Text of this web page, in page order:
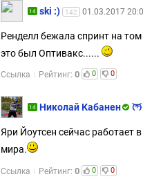
14 ski :) 142 01.03.2017
Ренделл бежала спринт на
это был Оптивакс......
Ссылка Рейтинг: 0 0 0
14 Николай Кабанен
Яри Йоутсен сейчас работает
мира.
Ссылка Рейтинг: 0 0 0